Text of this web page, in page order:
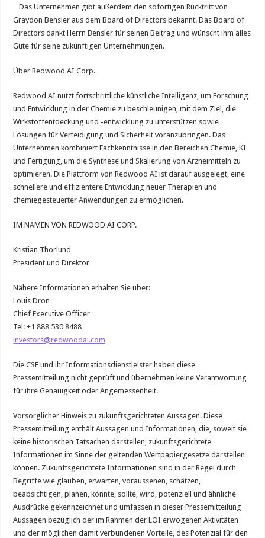
Das Unternehmen gibt außerdem den sofortigen Rücktritt von
Graydon Bensler aus dem Board of Directors bekannt. Das Board of
Directors dankt Herrn Bensler für seinen Beitrag und wünscht ihm alles
Gute für seine zukünftigen Unternehmungen.
Über Redwood AI Corp.
Redwood AI nutzt fortschrittliche künstliche Intelligenz, um Forschung
und Entwicklung in der Chemie zu beschleunigen, mit dem Ziel, die
Wirkstoffentdeckung und -entwicklung zu unterstützen sowie
Lösungen für Verteidigung und Sicherheit voranzubringen. Das
Unternehmen kombiniert Fachkenntnisse in den Bereichen Chemie, KI
und Fertigung, um die Synthese und Skalierung von Arzneimitteln zu
optimieren. Die Plattform von Redwood AI ist darauf ausgelegt, eine
schnellere und effizientere Entwicklung neuer Therapien und
chemiegesteuerter Anwendungen zu ermöglichen.
IM NAMEN VON REDWOOD AI CORP.
Kristian Thorlund
President und Direktor
Nähere Informationen erhalten Sie über:
Louis Dron
Chief Executive Officer
Tel: +1 888 530 8488
investors@redwoodai.com
Die CSE und ihr Informationsdienstleister haben diese
Pressemitteilung nicht geprüft und übernehmen keine Verantwortung
für ihre Genauigkeit oder Angemessenheit.
Vorsorglicher Hinweis zu zukunftsgerichteten Aussagen. Diese
Pressemitteilung enthält Aussagen und Informationen, die, soweit sie
keine historischen Tatsachen darstellen, zukunftsgerichtete
Informationen im Sinne der geltenden Wertpapiergesetze darstellen
können. Zukunftsgerichtete Informationen sind in der Regel durch
Begriffe wie glauben, erwarten, voraussehen, schätzen,
beabsichtigen, planen, könnte, sollte, wird, potenziell und ähnliche
Ausdrücke gekennzeichnet und umfassen in dieser Pressemitteilung
Aussagen bezüglich der im Rahmen der LOI erwogenen Aktivitäten
und der möglichen damit verbundenen Vorteile, des Potenzial für den